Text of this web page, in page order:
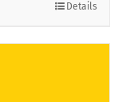
Details